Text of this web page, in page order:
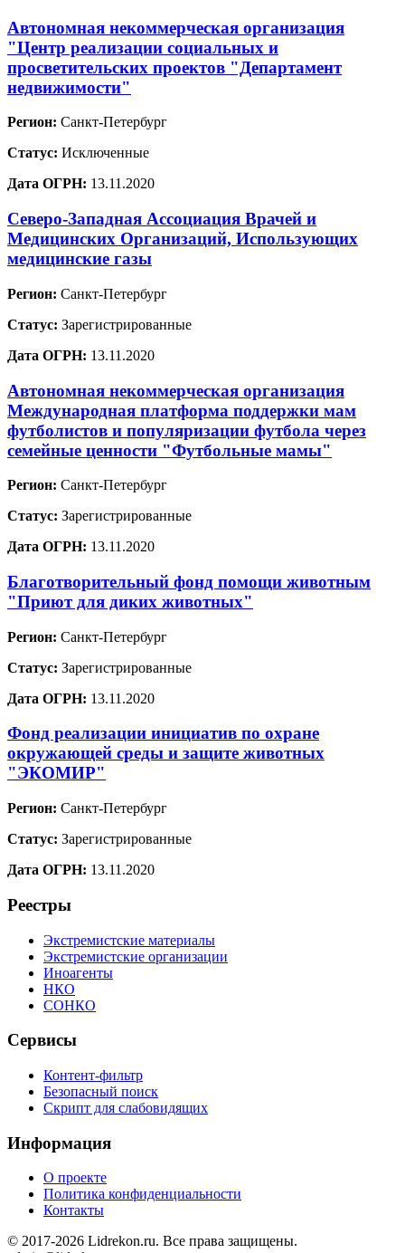
Автономная некоммерческая организация
"Центр реализации социальных и
просветительских проектов "Департамент
недвижимости"
Регион: Санкт-Петербург
Статус: Исключенные
Дата ОГРН: 13.11.2020
Северо-Западная Ассоциация Врачей и
Медицинских Организаций, Использующих
медицинские газы
Регион: Санкт-Петербург
Статус: Зарегистрированные
Дата ОГРН: 13.11.2020
Автономная некоммерческая организация
Международная платформа поддержки мам
футболистов и популяризации футбола через
семейные ценности "Футбольные мамы"
Регион: Санкт-Петербург
Статус: Зарегистрированные
Дата ОГРН: 13.11.2020
Благотворительный фонд помощи животным
"Приют для диких животных"
Регион: Санкт-Петербург
Статус: Зарегистрированные
Дата ОГРН: 13.11.2020
Фонд реализации инициатив по охране
окружающей среды и защите животных
"ЭКОМИР"
Регион: Санкт-Петербург
Статус: Зарегистрированные
Дата ОГРН: 13.11.2020
Реестры
Экстремистские материалы
Экстремистские организации
Иноагенты
НКО
СОНКО
Сервисы
Контент-фильтр
Безопасный поиск
Скрипт для слабовидящих
Информация
О проекте
Политика конфиденциальности
Контакты
© 2017-2026 Lidrekon.ru. Все права защищены.